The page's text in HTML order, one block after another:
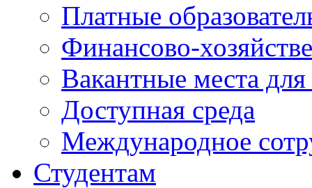
Платные
Финансово-
Вакантные места
Доступная среда
Международное
Студентам